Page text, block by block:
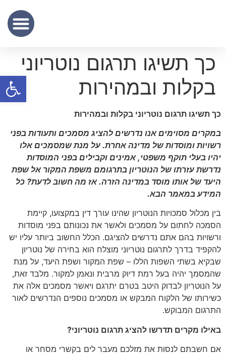
כך תשיגו תרגום נוטריוני
בקלות ובמהירות
כך תשיגו תרגום נוטריוני בקלות ובמהירות
במקרים מסוימים אנו נדרשים להציג מסמכים ותעודות בפני
רשויות ומוסדות של מדינה אחרת. על מנת שמסמכים אלו
יהיו בעלי תוקף משפטי, אמינים וקבילים בפני המוסדות
נדרשת עזרתו של הנוטריון בתרגומם משפת המקור אל שפת
היעד של אותו מוסד במדינה הזרה. אז מה חשוב לדעת? כל
המידע במאמר הבא.
בין מכלול סמכויות הנוטריון שהינו עורך דין במקצועו, קיימת
הסמכה לחתום על מסמכים ולאשר את נכונותם בפני מוסדות
ורשויות בהם אתם נדרשים להציגם. הכלל החשוב ביותר עליו יש
להקפיד בדרך לתרגום נוטריוני מוצלח הוא בחירה של נוטריון
שבקיא בשתי השפות הללו – שפת המקור ושפת היעד, על מנת
שהמסמך יהיה בעל רמת דיוק מרבית ונאמן למקור. מלבד זאת,
על הנוטריון לבדוק היטב בטרם יתרגם ויאשר מסמכים אלה את
כשירותו של הלקוח המבקש או מסמכים נוספים הנדרשים לאור
התרגום המבוקש.
באילו מקרים תדרשו להציג תרגום נוטריוני?
אם חשבתם לנסות את מזלכם מעבר לים בקשרי מסחר או
פתח